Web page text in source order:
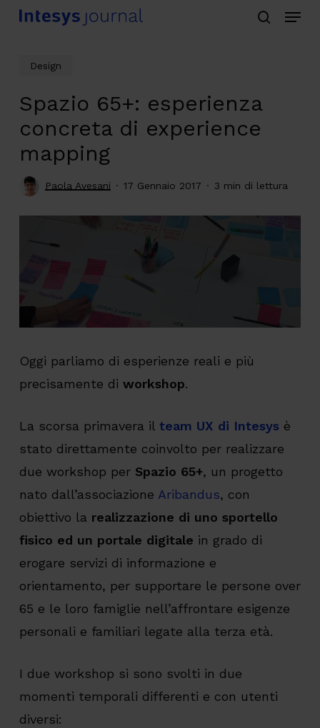
Skip
Menu
Design
Spazio 65+: esperienza
concreta di experience
mapping
Paola Avesani 17 Gennaio 2017 3 min di lettura
Oggi parliamo di esperienze reali e più
precisamente di workshop.
La scorsa primavera il team UX di Intesysè
stato direttamente coinvolto per realizzare
due workshop per Spazio 65+, un progetto
nato dall’associazione Aribandus, con
obiettivo la realizzazione di uno sportello
fisico ed un portale digitale in grado di
erogare servizi di informazione e
orientamento, per supportare le persone over
65 e le loro famiglie nell’affrontare esigenze
personali e familiari legate alla terza età.
I due workshop si sono svolti in due
momenti temporali differenti e con utenti
diversi: